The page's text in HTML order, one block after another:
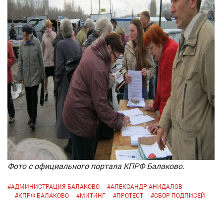
Фото с официального портала КПРФ Балаково.
#АДМИНИСТРАЦИЯ БАЛАКОВО #АЛЕКСАНДР АНИДАЛОВ
#КПРФ БАЛАКОВО #МИТИНГ #ПРОТЕСТ #СБОР ПОДПИСЕЙ